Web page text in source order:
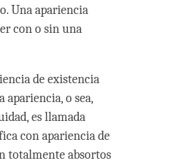
Una apariencia
con o sin una
de existencia
apariencia, o sea,
es llamada
con apariencia de
totalmente absortos